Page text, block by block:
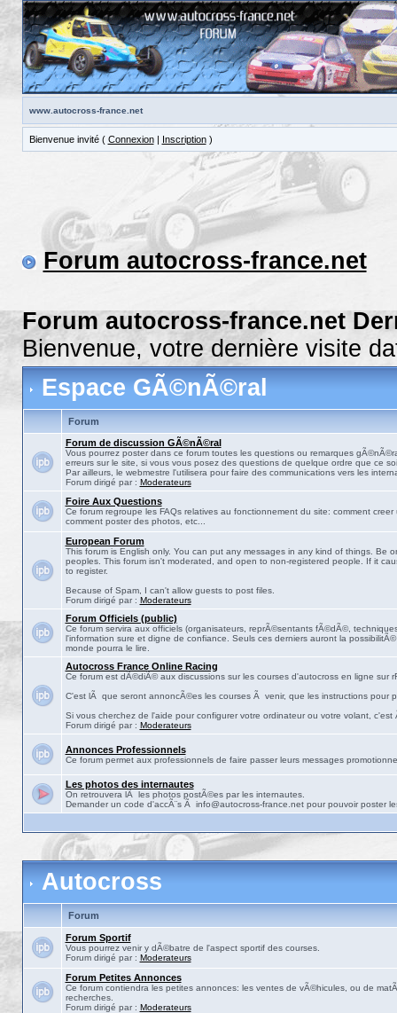
www.autocross-france.net
Bienvenue invité ( Connexion| Inscription)
Forum autocross-france.net
Forum autocross-france.net
Bienvenue, votre dernière visite
Espace GÃ©nÃ©ral
Forum
Forum de discussion GÃ©nÃ©ral
Vous pourrez poster dans ce forum toutes les questions ou remarques
erreurs sur le site, si vous vous posez des questions de quelque ordre que ce
Par ailleurs, le webmestre l'utilisera pour faire des communications vers les
Forum dirigé par : Moderateurs
Foire Aux Questions
Ce forum regroupe les FAQs relatives au fonctionnement du site: comment creer
comment poster des photos, etc...
European Forum
This forum is English only. You can put any messages in any kind of things. Be
peoples. This forum isn't moderated, and open to non-registered people. If it
to register.
Because of Spam, I can't allow guests to post files.
Forum dirigé par : Moderateurs
Forum Officiels (public)
Ce forum servira aux officiels (organisateurs, reprÃ©sentants fÃ©dÃ©,
l'information sure et digne de confiance. Seuls ces derniers auront la
monde pourra le lire.
Autocross France Online Racing
Ce forum est dÃ©diÃ© aux discussions sur les courses d'autocross en ligne sur
C'est lÃ que seront annoncÃ©es les courses Ã venir, que les instructions pour
Si vous cherchez de l'aide pour configurer votre ordinateur ou votre volant, c'est
Forum dirigé par : Moderateurs
Annonces Professionnels
Ce forum permet aux professionnels de faire passer leurs messages
Les photos des internautes
On retrouvera lÃ les photos postÃ©es par les internautes.
Demander un code d'accÃ¨s Ã info@autocross-france.net pour pouvoir poster
Autocross
Forum
Forum Sportif
Vous pourrez venir y dÃ©batre de l'aspect sportif des courses.
Forum dirigé par : Moderateurs
Forum Petites Annonces
Ce forum contiendra les petites annonces: les ventes de vÃ©hicules, ou de
recherches.
Forum dirigé par : Moderateurs